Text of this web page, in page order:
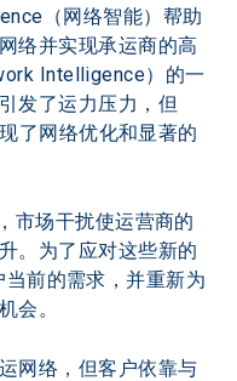
（网络智能）帮助
络并实现承运商的高
Intelligence）的一
发了运力压力，但
了网络优化和显著的
市场干扰使运营商的
。为了应对这些新的
前的需求，并重新为
会。
网络，但客户依靠与